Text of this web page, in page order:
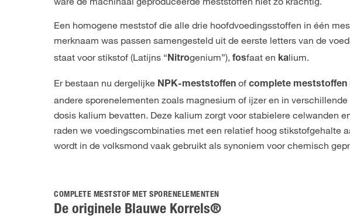
Een homogene meststof die alle drie hoofdvoedingsstoffen in één
merknaam was passen samengesteld uit de eerste letters van de
staat voor stikstof (Latijns “Nitrogenium”), fosfaat en kalium.
Er bestaan nu dergelijke NPK-meststoffen of complete meststoffen
andere sporenelementen zoals magnesium of ijzer en in
dosis kalium bevatten. Deze kalium zorgt voor stabielere celwanden
raden we voedingscombinaties met een relatief hoog stikstofgehalte
wordt in de volksmond vaak gebruikt als synoniem voor chemisch
COMPLETE MESTSTOF MET SPORENELEMENTEN
De originele Blauwe Korrels®